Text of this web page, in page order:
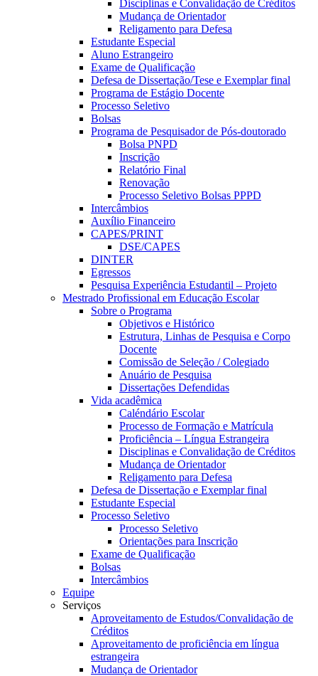
Disciplinas e Convalidação de Créditos
Mudança de Orientador
Religamento para Defesa
Estudante Especial
Aluno Estrangeiro
Exame de Qualificação
Defesa de Dissertação/Tese e Exemplar final
Programa de Estágio Docente
Processo Seletivo
Bolsas
Programa de Pesquisador de Pós-doutorado
Bolsa PNPD
Inscrição
Relatório Final
Renovação
Processo Seletivo Bolsas PPPD
Intercâmbios
Auxílio Financeiro
CAPES/PRINT
DSE/CAPES
DINTER
Egressos
Pesquisa Experiência Estudantil – Projeto
Mestrado Profissional em Educação Escolar
Sobre o Programa
Objetivos e Histórico
Estrutura, Linhas de Pesquisa e Corpo
Docente
Comissão de Seleção / Colegiado
Anuário de Pesquisa
Dissertações Defendidas
Vida acadêmica
Caléndário Escolar
Processo de Formação e Matrícula
Proficiência – Língua Estrangeira
Disciplinas e Convalidação de Créditos
Mudança de Orientador
Religamento para Defesa
Defesa de Dissertação e Exemplar final
Estudante Especial
Processo Seletivo
Processo Seletivo
Orientações para Inscrição
Exame de Qualificação
Bolsas
Intercâmbios
Equipe
Serviços
Aproveitamento de Estudos/Convalidação de
Créditos
Aproveitamento de proficiência em língua
estrangeira
Mudança de Orientador